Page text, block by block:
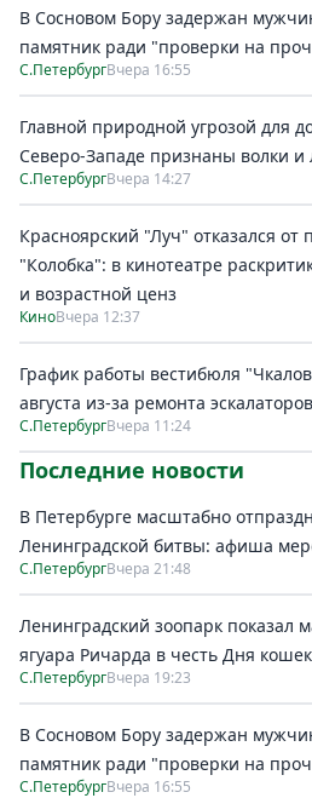
В Сосновом Бору задержан
памятник ради "проверки на
С.ПетербургВчера 16:55
Главной природной угрозой для
Северо-Западе признаны волки и
С.ПетербургВчера 14:27
Красноярский "Луч" отказался от
"Колобка": в кинотеатре
и возрастной ценз
КиноВчера 12:37
График работы вестибюля
августа из-за ремонта эскалаторов
С.ПетербургВчера 11:24
Последние новости
В Петербурге масштабно
Ленинградской битвы: афиша
С.ПетербургВчера 21:48
Ленинградский зоопарк показал
ягуара Ричарда в честь Дня кошек
С.ПетербургВчера 19:23
В Сосновом Бору задержан
памятник ради "проверки на
С.ПетербургВчера 16:55